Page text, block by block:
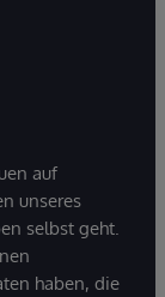
auf
unseres
selbst geht.
haben, die